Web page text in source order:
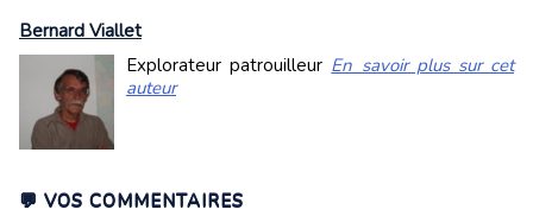
Bernard Viallet
Explorateur patrouilleur En savoir plus sur cet
auteur
💬 VOS COMMENTAIRES